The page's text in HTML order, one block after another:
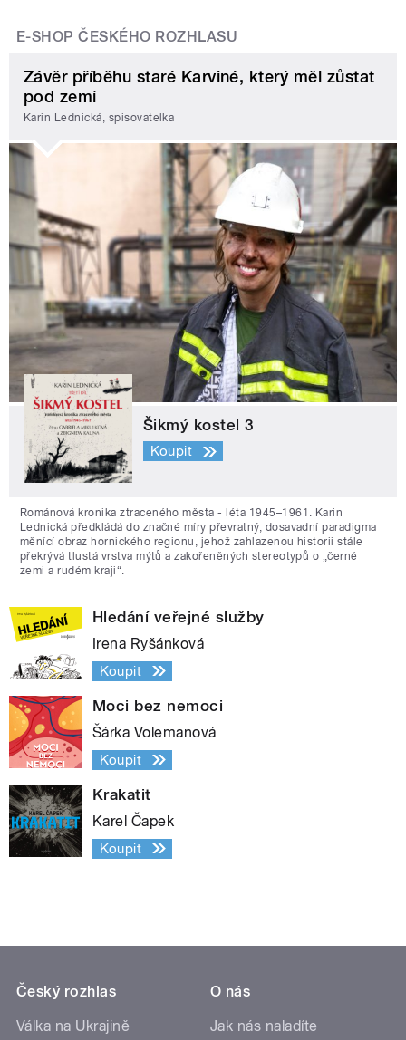
E-SHOP ČESKÉHO ROZHLASU
Závěr příběhu staré Karviné, který měl zůstat
pod zemí
Karin Lednická, spisovatelka
Šikmý kostel 3
Koupit
Románová kronika ztraceného města - léta 1945–1961. Karin
Lednická předkládá do značné míry převratný, dosavadní paradigma
měnící obraz hornického regionu, jehož zahlazenou historii stále
překrývá tlustá vrstva mýtů a zakořeněných stereotypů o „černé
zemi a rudém kraji“.
Hledání veřejné služby
Irena Ryšánková
Koupit
Moci bez nemoci
Šárka Volemanová
Koupit
Krakatit
Karel Čapek
Koupit
Český rozhlas
Válka na Ukrajině
O nás
Jak nás naladíte